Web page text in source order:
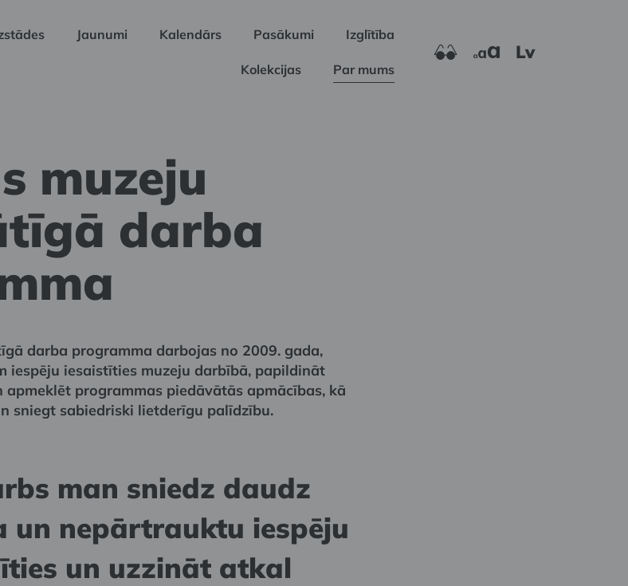
Jaunumi Kalendārs Pasākumi Izglītība
Kolekcijas Par mums
Lv
muzeju
darba
darba programma darbojas no 2009. gada,
iespēju iesaistīties muzeju darbībā, papildināt
apmeklēt programmas piedāvātās apmācības, kā
sniegt sabiedriski lietderīgu palīdzību.
man sniedz daudz
un nepārtrauktu iespēju
un uzzināt atkal